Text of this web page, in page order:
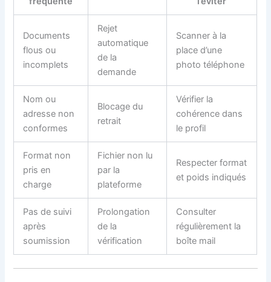
Documents
flous ou
incomplets
Rejet
automatique
de la
demande
Scanner à la
place d’une
photo téléphone
Nom ou
adresse non
conformes
Blocage du
retrait
Vérifier la
cohérence dans
le profil
Format non
pris en
charge
Fichier non lu
par la
plateforme
Respecter format
et poids indiqués
Pas de suivi
après
soumission
Prolongation
de la
vérification
Consulter
régulièrement la
boîte mail